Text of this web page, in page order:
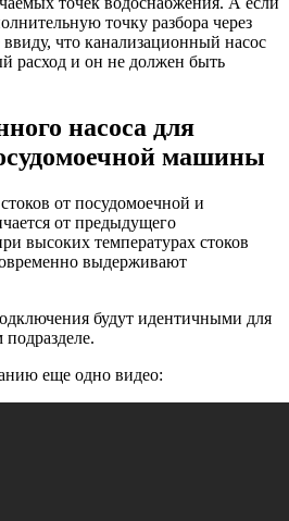
точку разбора через
что канализационный насос
расход и он не должен быть
насоса для
машины
от посудомоечной и
от предыдущего
высоких температурах стоков
выдерживают
будут идентичными для
еще одно видео: